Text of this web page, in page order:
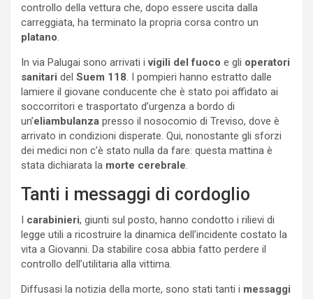
controllo della vettura che, dopo essere uscita dalla
carreggiata, ha terminato la propria corsa contro un
platano.
In via Palugai sono arrivati ivigili del fuoco e gli operatori
sanitari del Suem 118. I pompieri hanno estratto dalle
lamiere il giovane conducente che è stato poi affidato ai
soccorritori e trasportato d’urgenza a bordo di
un’eliambulanza presso il nosocomio di Treviso, dove è
arrivato in condizioni disperate. Qui, nonostante gli sforzi
dei medici non c’è stato nulla da fare: questa mattina è
stata dichiarata la morte cerebrale.
Tanti i messaggi di cordoglio
I carabinieri, giunti sul posto, hanno condotto i rilievi di
legge utili a ricostruire la dinamica dell’incidente costato la
vita a Giovanni. Da stabilire cosa abbia fatto perdere il
controllo dell’utilitaria alla vittima.
Diffusasi la notizia della morte, sono stati tanti i messaggi